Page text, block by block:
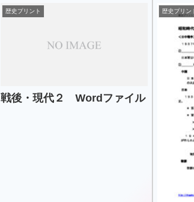
歴史プリント
戦後・現代２ Wordファイル
歴史プリン